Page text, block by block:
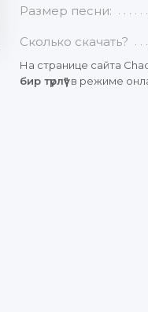
Размер песни:
Сколько скачать?
На странице сайта
бир түрлүү"в режиме